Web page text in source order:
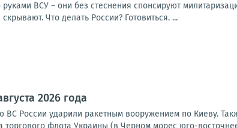
ВСУ – они без стеснения спонсируют
Что делать России? Готовиться. ...
2026 года
ВС России ударили ракетным вооружением по Киеву.
флота Украины (в Черном морес юго-